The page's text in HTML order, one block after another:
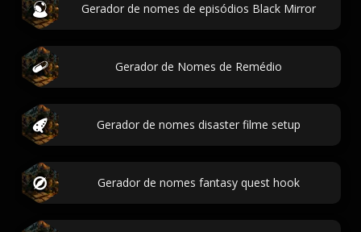
Gerador de nomes de episódios Black Mirror
Gerador de Nomes de Remédio
Gerador de nomes disaster filme setup
Gerador de nomes fantasy quest hook